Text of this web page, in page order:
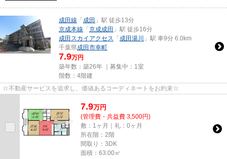
成田線 「成田 」駅 徒歩13分
京成本線 「京成成田 」駅 徒歩16分
成田スカイアクセス
「成田湯川
」駅 車9分 6.0km
千葉県成田市幸町
7.9万円
築年数：築26年 ｜募集中： 1室
階数：4階建
☆不動産サービスを追求し、価値あるコーディネートをお約束☆
7.9万円
(管理費・共益費 3,500円)
敷：1ヶ月｜礼：0ヶ月
所在階：2階
間取り：3DK
面積：63.00㎡